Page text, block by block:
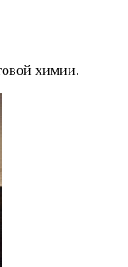
химии.